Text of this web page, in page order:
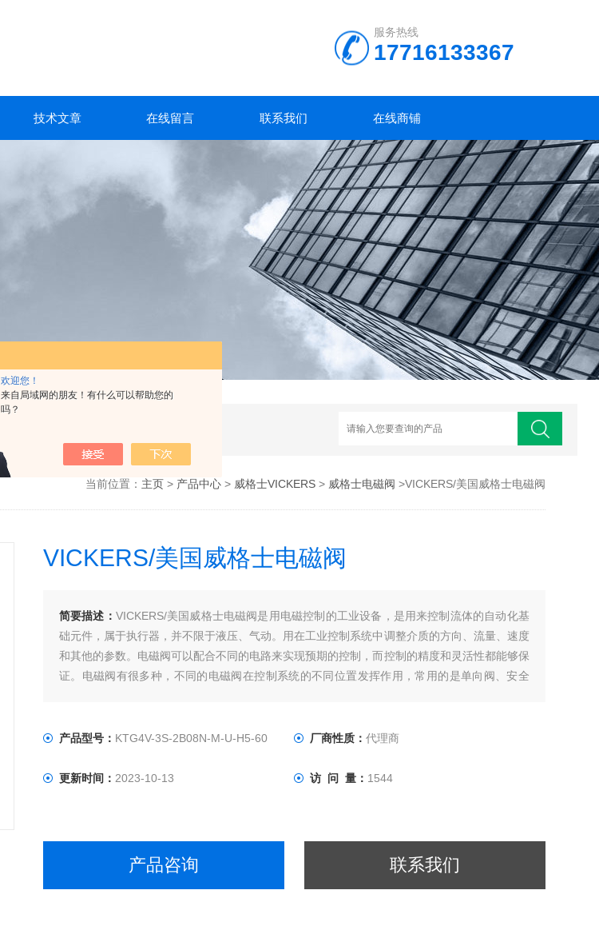
欢迎您！
来自局域网的朋友！有什么可以帮助您的
吗？
服务热线
17716133367
技术文章 在线留言 联系我们 在线商铺
当前位置： 主页> 产品中心> 威格士VICKERS> 威格士电磁阀 >VICKERS/美国威格士电磁阀
VICKERS/美国威格士电磁阀
简要描述： VICKERS/美国威格士电磁阀是用电磁控制的工业设备，是用来控制流体的自动化基
础元件，属于执行器，并不限于液压、气动。用在工业控制系统中调整介质的方向、流量、速度
和其他的参数。电磁阀可以配合不同的电路来实现预期的控制，而控制的精度和灵活性都能够保
证。电磁阀有很多种，不同的电磁阀在控制系统的不同位置发挥作用，常用的是单向阀、安全
产品型号： KTG4V-3S-2B08N-M-U-H5-60 厂商性质：代理商
更新时间： 2023-10-13 访 问 量： 1544
产品咨询 联系我们